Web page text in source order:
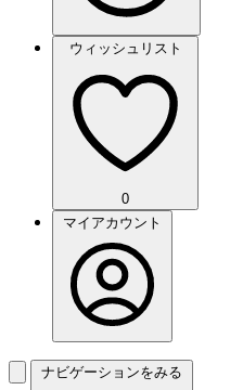
ウィッシュリスト
0
マイアカウント
ナビゲーションをみる